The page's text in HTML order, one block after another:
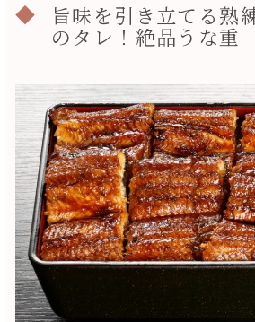
旨味を引き立てる熟
のタレ！絶品うな重